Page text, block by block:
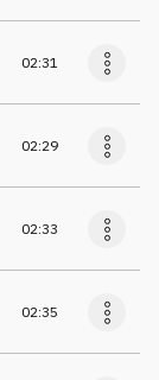
02:31
02:29
02:33
02:35